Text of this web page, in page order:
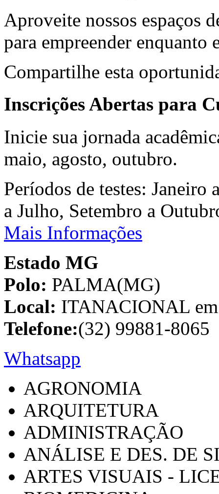
Aproveite nossos espaços
para empreender enquanto
Compartilhe esta
Inscrições Abertas para
Inicie sua jornada
maio, agosto, outubro.
Períodos de testes:
a Julho, Setembro a
Mais Informações
Estado MG
Polo: PALMA(MG)
Local: ITANACIONAL
Telefone:(32) 99881-8065
Whatsapp
AGRONOMIA
ARQUITETURA
ADMINISTRAÇÃO
ANÁLISE E DES. DE
ARTES VISUAIS -